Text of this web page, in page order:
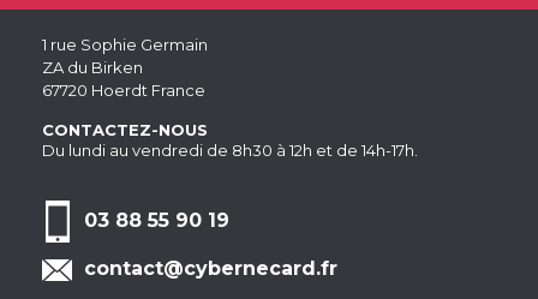
1 rue Sophie Germain
ZA du Birken
67720 Hoerdt France
CONTACTEZ-NOUS
Du lundi au vendredi de 8h30 à 12h et de 14h-17h.
03 88 55 90 19
contact@cybernecard.fr